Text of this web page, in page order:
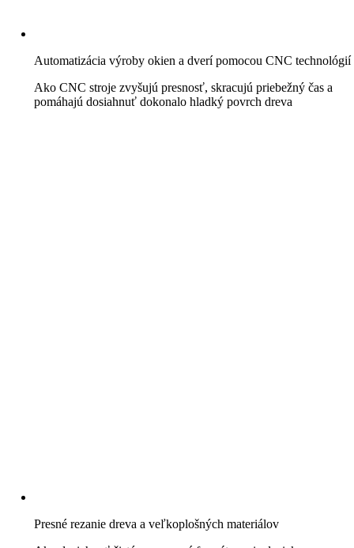
Automatizácia výroby okien a dverí pomocou CNC technológií
Ako CNC stroje zvyšujú presnosť, skracujú priebežný čas a
pomáhajú dosiahnuť dokonalo hladký povrch dreva
Presné rezanie dreva a veľkoplošných materiálov